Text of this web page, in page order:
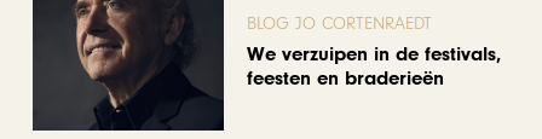
BLOG JO CORTENRAEDT
We verzuipen in de festivals,
feesten en braderieën